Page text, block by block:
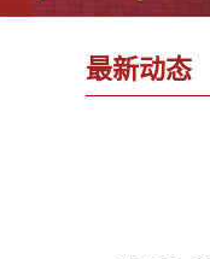
最新动态